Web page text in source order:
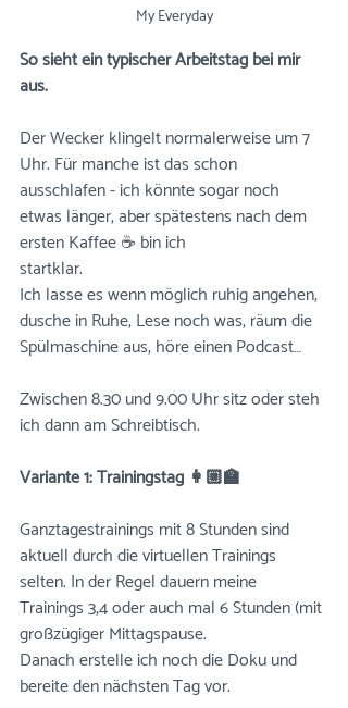
My Everyday
So sieht ein typischer Arbeitstag bei mir
aus.
Der Wecker klingelt normalerweise um 7
Uhr. Für manche ist das schon
ausschlafen - ich könnte sogar noch
etwas länger, aber spätestens nach dem
ersten Kaffee ☕️ bin ich
startklar.⠀⠀⠀⠀⠀⠀⠀⠀⠀⠀⠀⠀⠀⠀⠀
Ich lasse es wenn möglich ruhig angehen,
dusche in Ruhe, Lese noch was, räum die
Spülmaschine aus, höre einen Podcast…
Zwischen 8.30 und 9.00 Uhr sitz oder steh
ich dann am Schreibtisch.⠀⠀⠀⠀⠀⠀⠀⠀⠀
Variante 1: Trainingstag 👩🏼‍🏫
Ganztagestrainings mit 8 Stunden sind
aktuell durch die virtuellen Trainings
selten. In der Regel dauern meine
Trainings 3,4 oder auch mal 6 Stunden (mit
großzügiger Mittagspause. ⠀⠀⠀⠀⠀⠀⠀⠀⠀
Danach erstelle ich noch die Doku und
bereite den nächsten Tag vor.